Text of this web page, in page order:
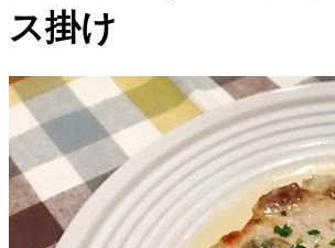
ス掛け